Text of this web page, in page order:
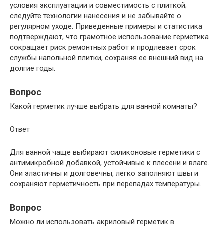
условия эксплуатации и совместимость с плиткой;
следуйте технологии нанесения и не забывайте о
регулярном уходе. Приведенные примеры и статистика
подтверждают, что грамотное использование герметика
сокращает риск ремонтных работ и продлевает срок
службы напольной плитки, сохраняя ее внешний вид на
долгие годы.
Вопрос
Какой герметик лучше выбрать для ванной комнаты?
Ответ
Для ванной чаще выбирают силиконовые герметики с
антимикробной добавкой, устойчивые к плесени и влаге.
Они эластичны и долговечны, легко заполняют швы и
сохраняют герметичность при перепадах температуры.
Вопрос
Можно ли использовать акриловый герметик в